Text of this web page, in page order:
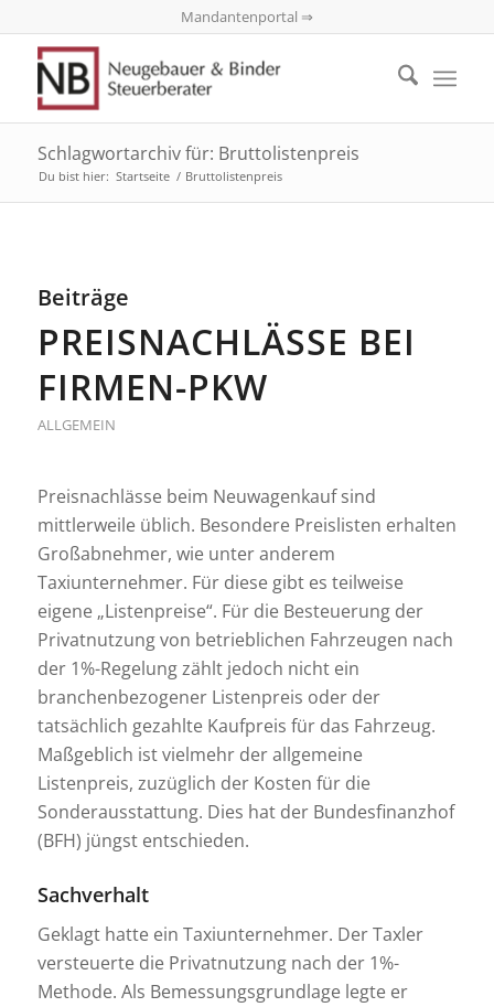
Mandantenportal ⇒
Schlagwortarchiv für: Bruttolistenpreis
Du bist hier: Startseite / Bruttolistenpreis
Beiträge
PREISNACHLÄSSE BEI
FIRMEN-PKW
ALLGEMEIN
Preisnachlässe beim Neuwagenkauf sind
mittlerweile üblich. Besondere Preislisten erhalten
Großabnehmer, wie unter anderem
Taxiunternehmer. Für diese gibt es teilweise
eigene „Listenpreise“. Für die Besteuerung der
Privatnutzung von betrieblichen Fahrzeugen nach
der 1%-Regelung zählt jedoch nicht ein
branchenbezogener Listenpreis oder der
tatsächlich gezahlte Kaufpreis für das Fahrzeug.
Maßgeblich ist vielmehr der allgemeine
Listenpreis, zuzüglich der Kosten für die
Sonderausstattung. Dies hat der Bundesfinanzhof
(BFH) jüngst entschieden.
Sachverhalt
Geklagt hatte ein Taxiunternehmer. Der Taxler
versteuerte die Privatnutzung nach der 1%-
Methode. Als Bemessungsgrundlage legte er